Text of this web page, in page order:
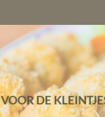
VOOR DE